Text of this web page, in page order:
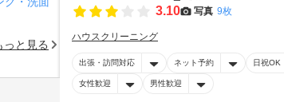
3.10 写真 9枚
ハウスクリーニング
出張・訪問対応 ネット予約 日祝OK
女性歓迎 男性歓迎
っと見る